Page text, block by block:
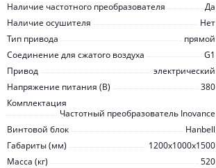
Наличие частотного преобразователя
Да
Наличие осушителя
Нет
Тип привода
прямой
Соединение для сжатого воздуха
G1
Привод
электрический
Напряжение питания (В)
380
Комплектация
Частотный преобразователь Inovanсe
Винтовой блок
Hanbell
Габариты (мм)
1200x1000x1500
Масса (кг)
520